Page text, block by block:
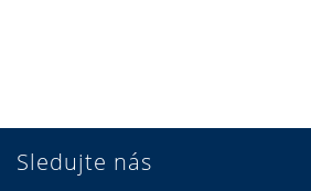
Sledujte nás